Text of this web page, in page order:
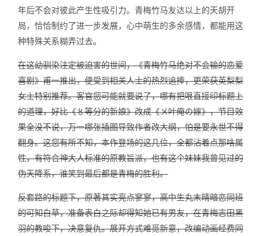
年后不会对彼此产生性吸引力。青梅竹马友达以上的天胡开
局，恰恰制约了进一步发展，心中萌生的多余感情，都能用这
种特殊关系糊弄过去。
在这幼驯染注定被迫害的世间，《青梅竹马绝对不会输的恋爱
喜剧》甫一推出，便受到相关人士的热烈追捧，更荣获英梨梨
女士特别推荐。客官您可能就要说了，哪有把哏直接印标题上
的道理，好比《〥等分的新娘》改成《〤叶俺の嫁》，节目效
果全没不说，万一哪张插图导致作者改大纲，怕是要永世不得
翻身。这您有所不知，本作登场的这几位，全都沾着点那啥属
性，有符合神大人标准的原教旨派，也有这个妹妹我曾见过的
伪天降系，谁笑到最后都是青梅的胜利。
反套路的标题下，原著其实亮点寥寥，高中生丸末晴暗恋同班
的可知白草，准备表白之际却得知她已有男友，在青梅志田黑
羽的教唆下，决意复仇。展开方式难觅新意，改编动画经费同